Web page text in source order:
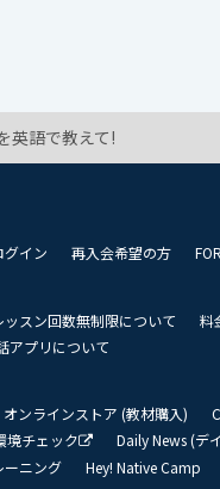
英語で教えて!
グイン 再入会希望の方
ッスン回数無制限について 料
アプリについて
オンラインストア (教材購入)
境チェック Daily News (デ
ーニング Hey! Native Camp